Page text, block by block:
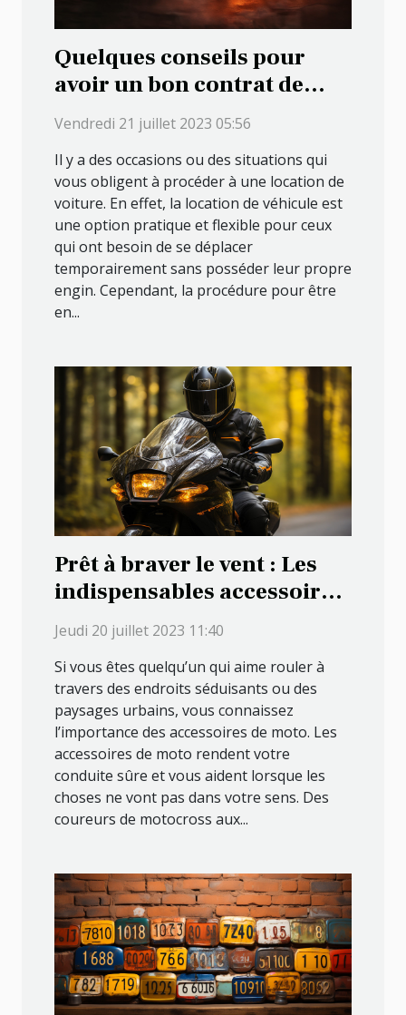
Quelques conseils pour
avoir un bon contrat de
location de véhicule
Vendredi 21 juillet 2023 05:56
Il y a des occasions ou des situations qui
vous obligent à procéder à une location de
voiture. En effet, la location de véhicule est
une option pratique et flexible pour ceux
qui ont besoin de se déplacer
temporairement sans posséder leur propre
engin. Cependant, la procédure pour être
en...
Prêt à braver le vent : Les
indispensables accessoires
pour les motards
passionnés
Jeudi 20 juillet 2023 11:40
Si vous êtes quelqu’un qui aime rouler à
travers des endroits séduisants ou des
paysages urbains, vous connaissez
l’importance des accessoires de moto. Les
accessoires de moto rendent votre
conduite sûre et vous aident lorsque les
choses ne vont pas dans votre sens. Des
coureurs de motocross aux...